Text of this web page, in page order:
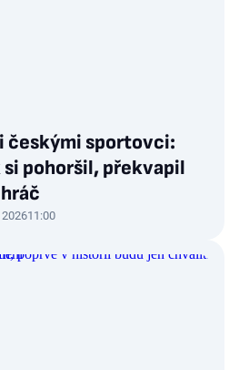
českými sportovci:
pohoršil, překvapil
202611:00